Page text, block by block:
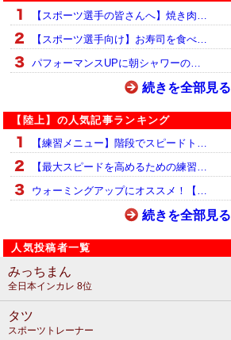
【スポーツ選手の皆さんへ】焼き肉…
【スポーツ選手向け】お寿司を食べ…
パフォーマンスUPに朝シャワーの…
続きを全部見る
【陸上】の人気記事ランキング
【練習メニュー】階段でスピードト…
【最大スピードを高めるための練習…
ウォーミングアップにオススメ！【…
続きを全部見る
人気投稿者一覧
みっちまん
全日本インカレ 8位
タツ
スポーツトレーナー